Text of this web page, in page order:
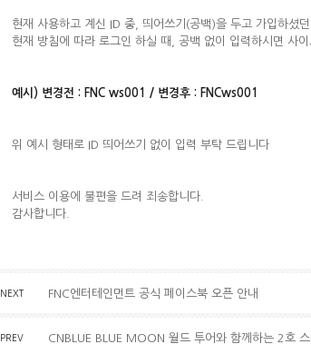
현재 사용하고 계신 ID 중, 띄어쓰기(공백)을 두고 가입하셨
현재 방침에 따라 로그인 하실 때, 공백 없이 입력하시면 사
예시) 변경전 : FNC ws001 / 변경후 : FNCws001
위 예시 형태로 ID 띄어쓰기 없이 입력 부탁 드립니다
서비스 이용에 불편을 드려 죄송합니다.
감사합니다.
NEXT FNC엔터테인먼트 공식 페이스북 오픈 안내
PREV CNBLUE BLUE MOON 월드 투어와 함께하는 2호